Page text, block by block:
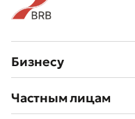
Бизнесу
Частным лицам